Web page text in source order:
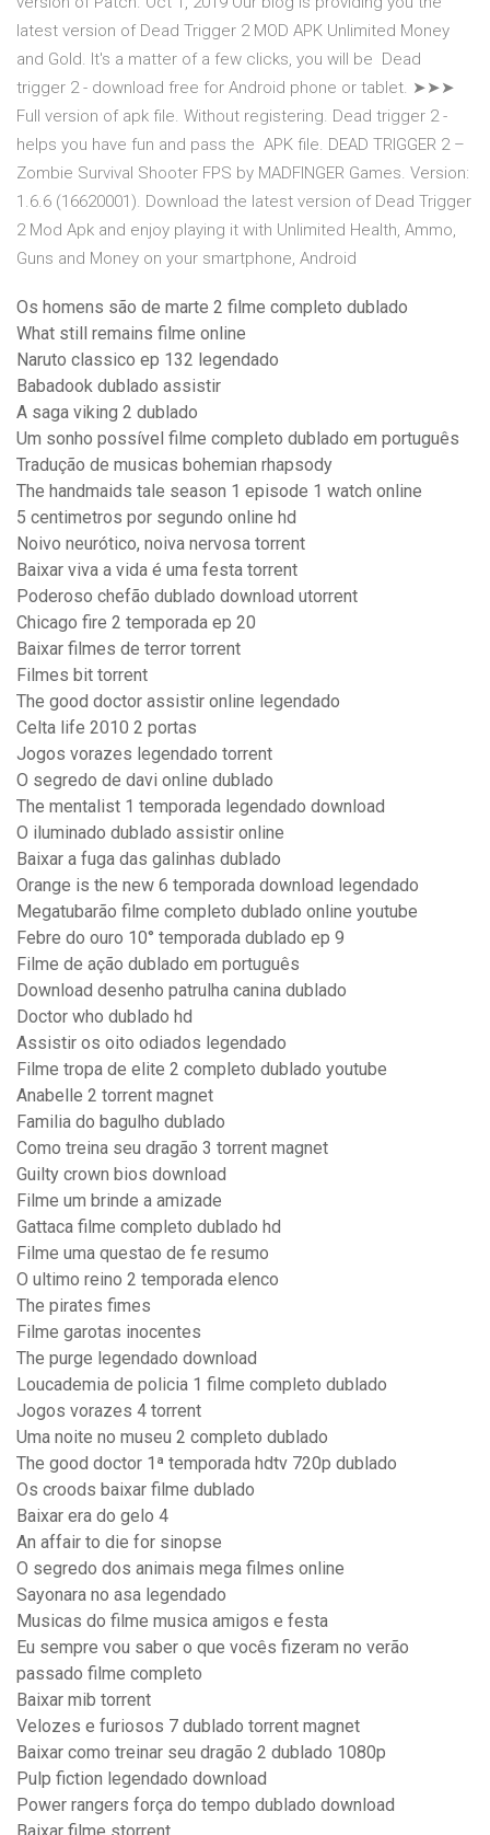
latest version of Dead Trigger 2 MOD APK Unlimited Money
and Gold. It's a matter of a few clicks, you will be Dead
trigger 2 - download free for Android phone or tablet. ➤➤➤
Full version of apk file. Without registering. Dead trigger 2 -
helps you have fun and pass the APK file. DEAD TRIGGER 2 –
Zombie Survival Shooter FPS by MADFINGER Games. Version:
1.6.6 (16620001). Download the latest version of Dead Trigger
2 Mod Apk and enjoy playing it with Unlimited Health, Ammo,
Guns and Money on your smartphone, Android
Os homens são de marte 2 filme completo dublado
What still remains filme online
Naruto classico ep 132 legendado
Babadook dublado assistir
A saga viking 2 dublado
Um sonho possível filme completo dublado em português
Tradução de musicas bohemian rhapsody
The handmaids tale season 1 episode 1 watch online
5 centimetros por segundo online hd
Noivo neurótico, noiva nervosa torrent
Baixar viva a vida é uma festa torrent
Poderoso chefão dublado download utorrent
Chicago fire 2 temporada ep 20
Baixar filmes de terror torrent
Filmes bit torrent
The good doctor assistir online legendado
Celta life 2010 2 portas
Jogos vorazes legendado torrent
O segredo de davi online dublado
The mentalist 1 temporada legendado download
O iluminado dublado assistir online
Baixar a fuga das galinhas dublado
Orange is the new 6 temporada download legendado
Megatubarão filme completo dublado online youtube
Febre do ouro 10° temporada dublado ep 9
Filme de ação dublado em português
Download desenho patrulha canina dublado
Doctor who dublado hd
Assistir os oito odiados legendado
Filme tropa de elite 2 completo dublado youtube
Anabelle 2 torrent magnet
Familia do bagulho dublado
Como treina seu dragão 3 torrent magnet
Guilty crown bios download
Filme um brinde a amizade
Gattaca filme completo dublado hd
Filme uma questao de fe resumo
O ultimo reino 2 temporada elenco
The pirates fimes
Filme garotas inocentes
The purge legendado download
Loucademia de policia 1 filme completo dublado
Jogos vorazes 4 torrent
Uma noite no museu 2 completo dublado
The good doctor 1ª temporada hdtv 720p dublado
Os croods baixar filme dublado
Baixar era do gelo 4
An affair to die for sinopse
O segredo dos animais mega filmes online
Sayonara no asa legendado
Musicas do filme musica amigos e festa
Eu sempre vou saber o que vocês fizeram no verão
passado filme completo
Baixar mib torrent
Velozes e furiosos 7 dublado torrent magnet
Baixar como treinar seu dragão 2 dublado 1080p
Pulp fiction legendado download
Power rangers força do tempo dublado download